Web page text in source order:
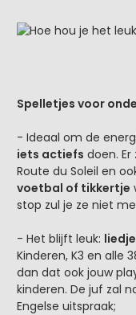
Spelletjes voor
- Ideaal om de
iets actiefs doen.
Route du Soleil en
voetbal of tikkertje
stop zul je ze niet
- Het blijft leuk:
Kinderen, K3 en alle
dan dat ook jouw
kinderen. De juf zal
Engelse uitspraak;